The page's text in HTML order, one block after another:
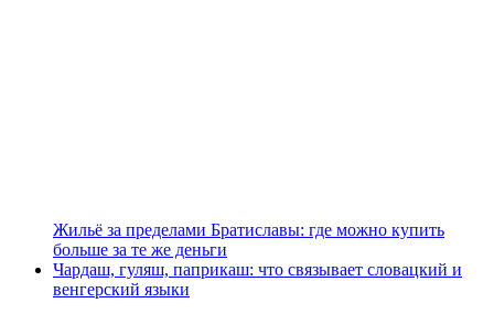
Жильё за пределами Братиславы: где можно купить
больше за те же деньги
Чардаш, гуляш, паприкаш: что связывает словацкий и
венгерский языки